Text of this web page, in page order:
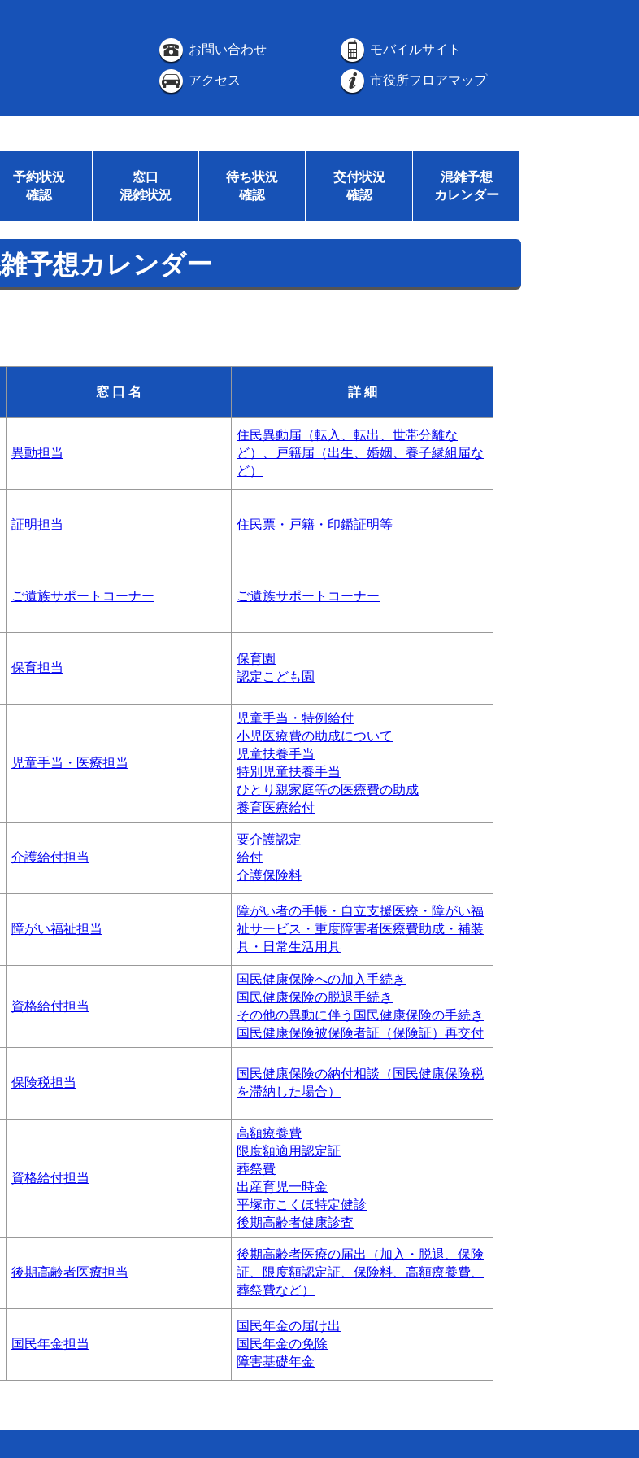
お問い合わせ モバイルサイト
アクセス 市役所フロアマップ
予約状況
確認
窓口
混雑状況
待ち状況
確認
交付状況
確認
混雑予想
カレンダー
予想カレンダー
窓 口 名 詳 細
異動担当
住民異動届（転入、転出、世帯分離な
ど）、戸籍届（出生、婚姻、養子縁組届な
ど）
証明担当 住民票・戸籍・印鑑証明等
ご遺族サポートコーナー ご遺族サポートコーナー
保育担当
保育園
認定こども園
児童手当・医療担当
児童手当・特例給付
小児医療費の助成について
児童扶養手当
特別児童扶養手当
ひとり親家庭等の医療費の助成
養育医療給付
介護給付担当
要介護認定
給付
介護保険料
障がい福祉担当
障がい者の手帳・自立支援医療・障がい福
祉サービス・重度障害者医療費助成・補装
具・日常生活用具
資格給付担当
国民健康保険への加入手続き
国民健康保険の脱退手続き
その他の異動に伴う国民健康保険の手続き
国民健康保険被保険者証（保険証）再交付
保険税担当
国民健康保険の納付相談（国民健康保険税
を滞納した場合）
資格給付担当
高額療養費
限度額適用認定証
葬祭費
出産育児一時金
平塚市こくほ特定健診
後期高齢者健康診査
後期高齢者医療担当
後期高齢者医療の届出（加入・脱退、保険
証、限度額認定証、保険料、高額療養費、
葬祭費など）
国民年金担当
国民年金の届け出
国民年金の免除
障害基礎年金